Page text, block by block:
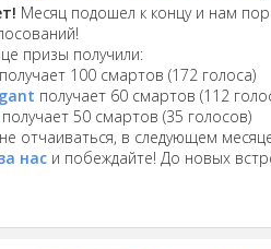
Месяц подошел к концу и нам
призы получили:
получает 100 смартов (172 голоса)
получает 60 смартов (112
получает 50 смартов (35 голосов)
отчаиваться, в следующем
нас и побеждайте! До новых